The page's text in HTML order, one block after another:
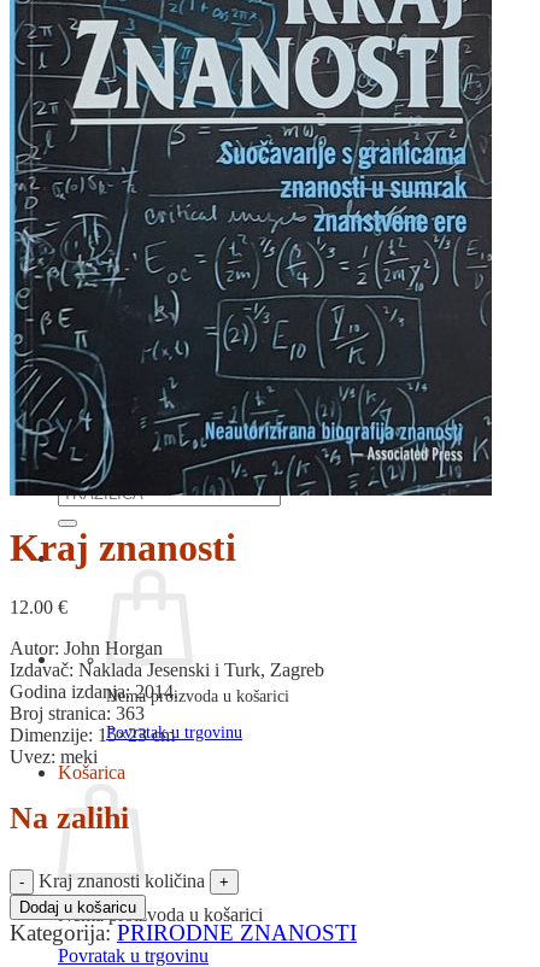
LJEKOVITO BILJE I ZDRAVLJE
MITOLOGIJA
POVIJEST I PUBLICISTIKA
PRIRODNE ZNANOSTI
PSIHOLOGIJA, POPULARNA PSIHOLOGIJA,
ALTERNATIVA
RAZNO
RELIGIJA
OD RJEČNIKA
DO ZEMLJOVIDA
RJEČNICI, GRAMATIKE, PRAVOPISI…
ŠAH
SPORT
STRIPOVI
TEHNIČKE ZNANOSTI
TEORIJA I POVIJEST KNJIŽEVNOSTI
VEDUTE
ZAGREB
ZEMLJOVIDI
Otkup knjiga
O nama
Novosti
AKCIJA
Pretraži:
Nema proizvoda u košarici
Povratak u trgovinu
Košarica
Nema proizvoda u košarici
Povratak u trgovinu
Kraj znanosti
12.00 €
Autor: John Horgan
Izdavač: Naklada Jesenski i Turk, Zagreb
Godina izdanja: 2014.
Broj stranica: 363
Dimenzije: 15×23 cm
Uvez: meki
Na zalihi
Kraj znanosti količina
Dodaj u košaricu
Kategorija:PRIRODNE ZNANOSTI